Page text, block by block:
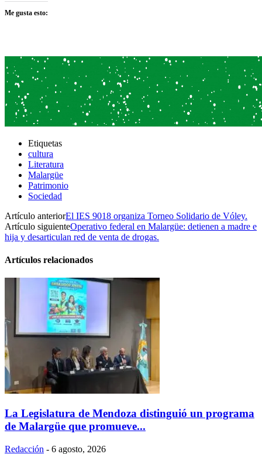
Me gusta esto:
Etiquetas
cultura
Literatura
Malargüe
Patrimonio
Sociedad
Artículo anteriorEl IES 9018 organiza Torneo Solidario de Vóley.
Artículo siguienteOperativo federal en Malargüe: detienen a madre e
hija y desarticulan red de venta de drogas.
Artículos relacionados
La Legislatura de Mendoza distinguió un programa
de Malargüe que promueve...
Redacción - 6 agosto, 2026